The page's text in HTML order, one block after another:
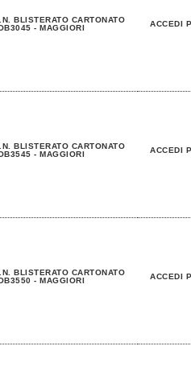
BLISTERATO CARTONATO
- MAGGIORI
ACCEDI
BLISTERATO CARTONATO
- MAGGIORI
ACCEDI
BLISTERATO CARTONATO
- MAGGIORI
ACCEDI